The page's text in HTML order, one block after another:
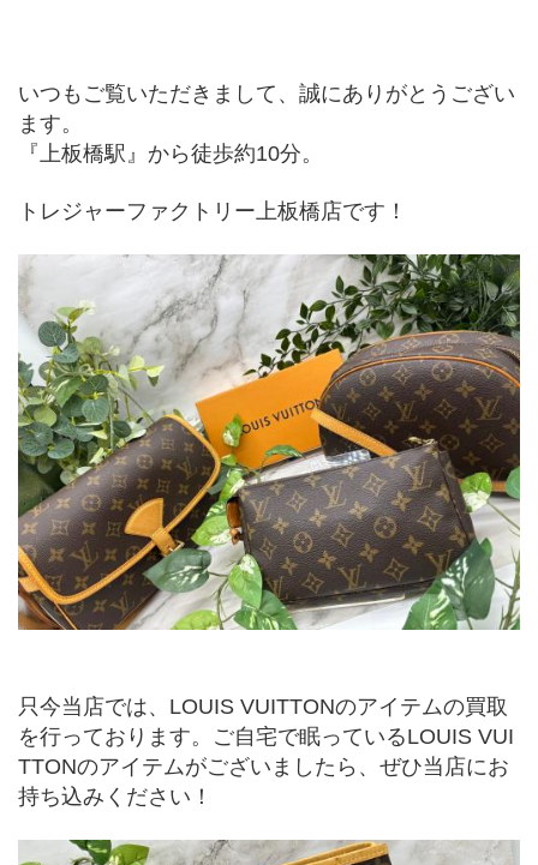
いつもご覧いただきまして、誠にありがとうござい
ます。
『上板橋駅』から徒歩約10分。
トレジャーファクトリー上板橋店です！
只今当店では、LOUIS VUITTONのアイテムの買取
を行っております。ご自宅で眠っているLOUIS VUI
TTONのアイテムがございましたら、ぜひ当店にお
持ち込みください！